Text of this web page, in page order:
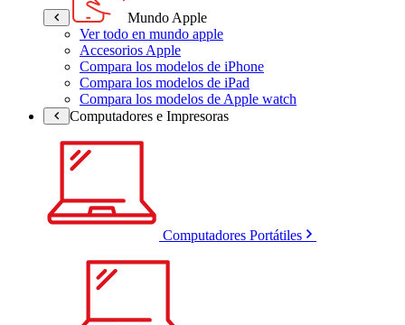
Mundo Apple
Ver todo en mundo apple
Accesorios Apple
Compara los modelos de iPhone
Compara los modelos de iPad
Compara los modelos de Apple watch
Computadores e Impresoras
Computadores Portátiles